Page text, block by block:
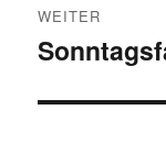
WEITER
Nächster